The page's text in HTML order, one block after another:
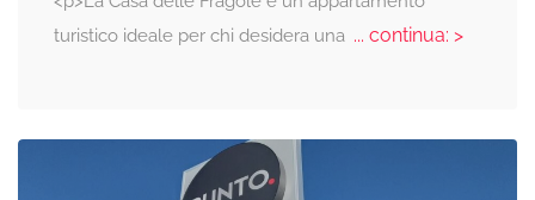
turistico ideale per chi desidera una... continua: >